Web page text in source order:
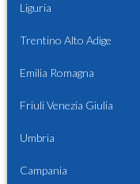
Liguria
Trentino Alto Adige
Emilia Romagna
Friuli Venezia Giulia
Umbria
Campania